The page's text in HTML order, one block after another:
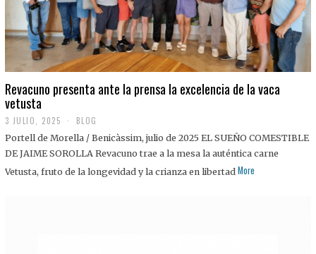
Revacuno presenta ante la prensa la excelencia de la vaca
vetusta
3 JULIO, 2025
J
U
I
BLOG
Portell de Morella / Benicàssim, julio de 2025 EL SUEÑO COMESTIBLE
DE JAIME SOROLLA Revacuno trae a la mesa la auténtica carne
Vetusta, fruto de la longevidad y la crianza en libertad More